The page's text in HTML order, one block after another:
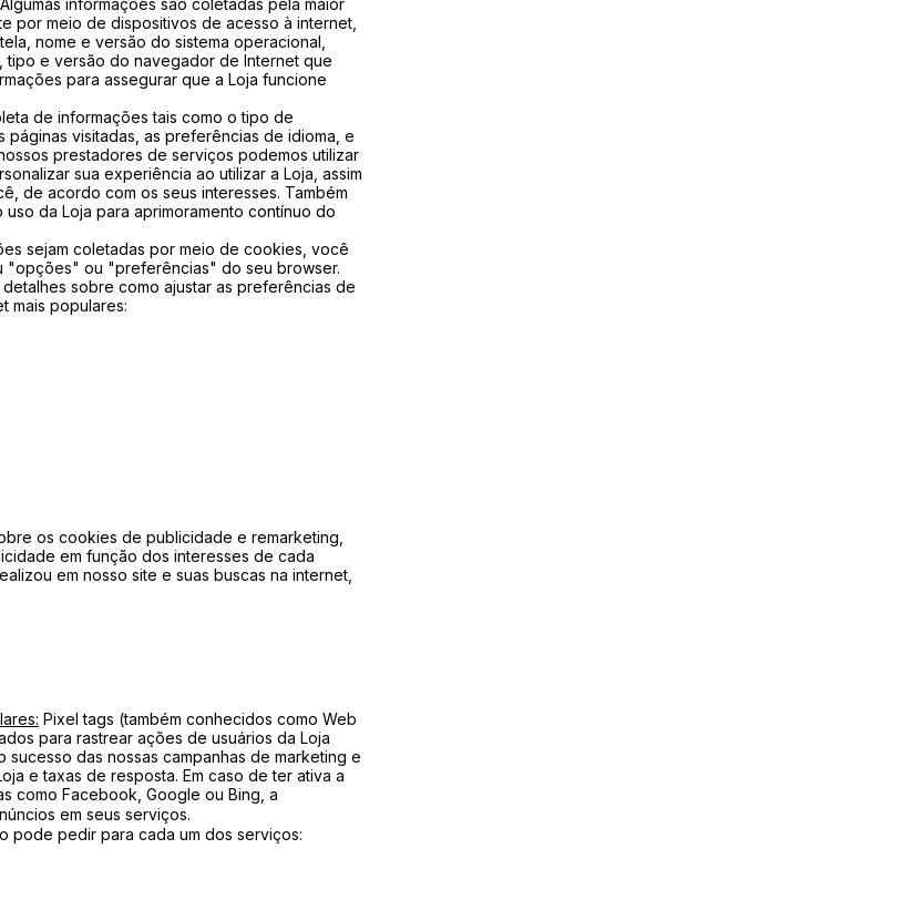
Algumas informações são coletadas pela maior
por meio de dispositivos de acesso à internet,
nome e versão do sistema operacional,
e versão do navegador de Internet que
para assegurar que a Loja funcione
de informações tais como o tipo de
visitadas, as preferências de idioma, e
prestadores de serviços podemos utilizar
sua experiência ao utilizar a Loja, assim
de acordo com os seus interesses. Também
da Loja para aprimoramento contínuo do
sejam coletadas por meio de cookies, você
"opções" ou "preferências" do seu browser.
sobre como ajustar as preferências de
mais populares:
os cookies de publicidade e remarketing,
em função dos interesses de cada
em nosso site e suas buscas na internet,
Pixel tags (também conhecidos como Web
para rastrear ações de usuários da Loja
das nossas campanhas de marketing e
e taxas de resposta. Em caso de ter ativa a
como Facebook, Google ou Bing, a
em seus serviços.
pode pedir para cada um dos serviços: